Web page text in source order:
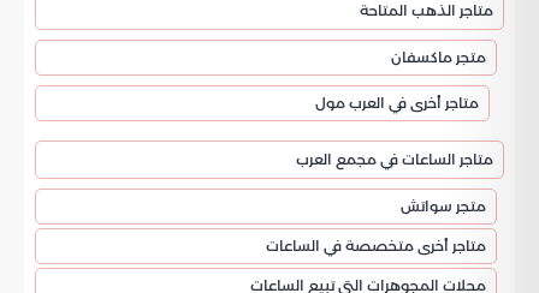
متاجر الذهب المتاحة
متجر ماكسفان
متاجر أخرى في العرب مول
متاجر الساعات في مجمع العرب
متجر سواتش
متاجر أخرى متخصصة في الساعات
محلات المجوهرات التي تبيع الساعات